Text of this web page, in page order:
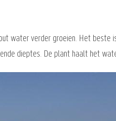
water verder groeien. Het beste
dieptes. De plant haalt het